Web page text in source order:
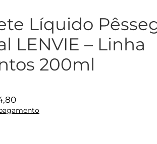
Líquido
LENVIE – Linha
200ml